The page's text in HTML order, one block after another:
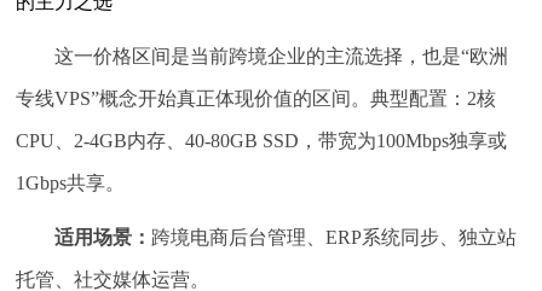
这一价格区间是当前跨境企业的主流选择，也是“欧洲
专线VPS”概念开始真正体现价值的区间。典型配置：2核
CPU、2-4GB内存、40-80GB SSD，带宽为100Mbps独享或
1Gbps共享。
适用场景： 跨境电商后台管理、ERP系统同步、独立站
托管、社交媒体运营。